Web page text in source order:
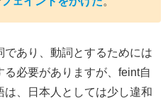
であり、動詞とするためには
る必要がありますが、feint自
、日本人としては少し違和